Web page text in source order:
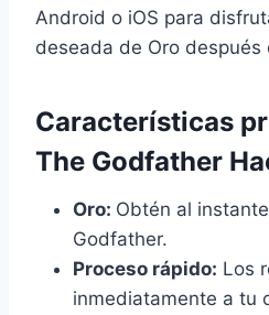
Android o iOS para
deseada de Oro
Características
The Godfather
Oro: Obtén al
Godfather.
Proceso rápido: Los
inmediatamente a tu